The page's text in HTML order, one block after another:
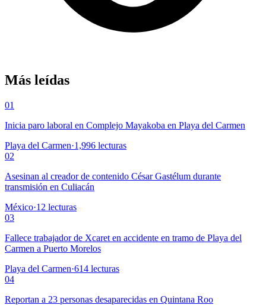
Más leídas
01
Inicia paro laboral en Complejo Mayakoba en Playa del Carmen
Playa del Carmen·1,996 lecturas
02
Asesinan al creador de contenido César Gastélum durante
transmisión en Culiacán
México·12 lecturas
03
Fallece trabajador de Xcaret en accidente en tramo de Playa del
Carmen a Puerto Morelos
Playa del Carmen·614 lecturas
04
Reportan a 23 personas desaparecidas en Quintana Roo